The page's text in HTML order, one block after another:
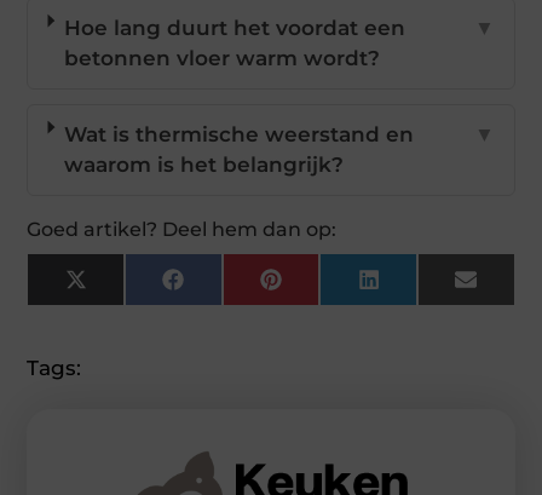
Hoe lang duurt het voordat een
betonnen vloer warm wordt?
▼
Wat is thermische weerstand en
waarom is het belangrijk?
▼
Goed artikel? Deel hem dan op:
X
(Twitter)
FacebookPinterestLinkedInEmail
Tags: